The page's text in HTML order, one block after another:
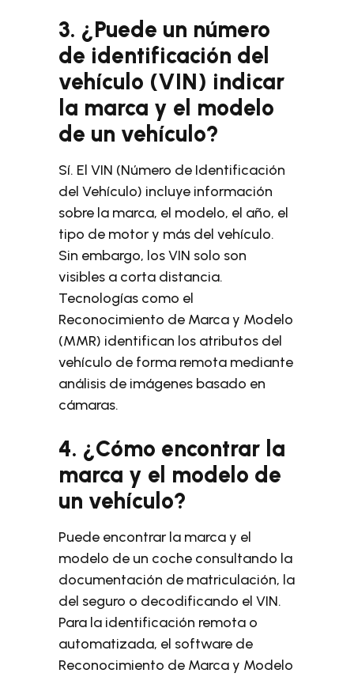
3. ¿Puede un número
de identificación del
vehículo (VIN) indicar
la marca y el modelo
de un vehículo?
Sí. El VIN (Número de Identificación
del Vehículo) incluye información
sobre la marca, el modelo, el año, el
tipo de motor y más del vehículo.
Sin embargo, los VIN solo son
visibles a corta distancia.
Tecnologías como el
Reconocimiento de Marca y Modelo
(MMR) identifican los atributos del
vehículo de forma remota mediante
análisis de imágenes basado en
cámaras.
4. ¿Cómo encontrar la
marca y el modelo de
un vehículo?
Puede encontrar la marca y el
modelo de un coche consultando la
documentación de matriculación, la
del seguro o decodificando el VIN.
Para la identificación remota o
automatizada, el software de
Reconocimiento de Marca y Modelo